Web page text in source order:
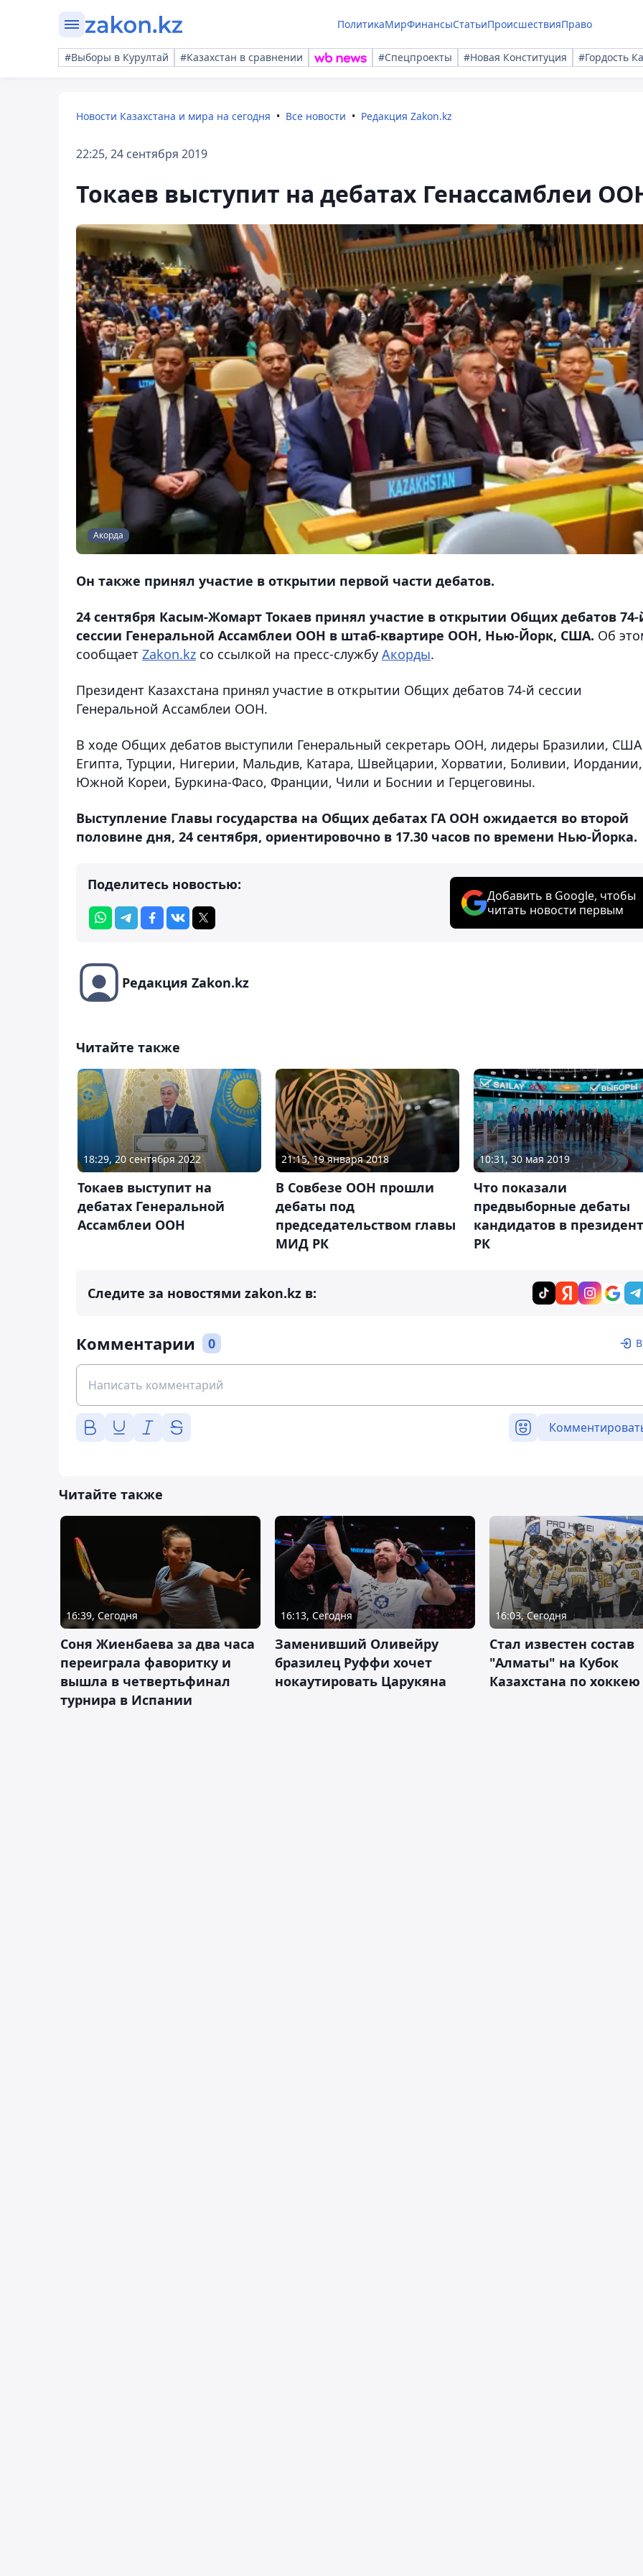
ПолитикаМирФинансыСтатьиПроисшествияПраво
#Выборы в Курултай #Казахстан в сравнении #Спецпроекты #Новая Конституция #Гордость
Новости Казахстана и мира на сегодня Все новости Редакция Zakon.kz
22:25, 24 сентября 2019
Токаев выступит на дебатах Генассамблеи
Акорда
Он также принял участие в открытии первой части дебатов.
24 сентября Касым-Жомарт Токаев принял участие в открытии Общих дебатов 74-
сессии Генеральной Ассамблеи ООН в штаб-квартире ООН, Нью-Йорк, США. Об
сообщает Zakon.kz со ссылкой на пресс-службу Акорды.
Президент Казахстана принял участие в открытии Общих дебатов 74-й сессии
Генеральной Ассамблеи ООН.
В ходе Общих дебатов выступили Генеральный секретарь ООН, лидеры Бразилии,
Египта, Турции, Нигерии, Мальдив, Катара, Швейцарии, Хорватии, Боливии, Иордании,
Южной Кореи, Буркина-Фасо, Франции, Чили и Боснии и Герцеговины.
Выступление Главы государства на Общих дебатах ГА ООН ожидается во второй
половине дня, 24 сентября, ориентировочно в 17.30 часов по времени Нью-Йорка.
Поделитесь новостью:
Добавить в Google, чтобы
читать новости первым
Редакция Zakon.kz
Читайте также
18:29, 20 сентября 2022
Токаев выступит на
дебатах Генеральной
Ассамблеи ООН
21:15, 19 января 2018
В Совбезе ООН прошли
дебаты под
председательством главы
МИД РК
10:31, 30 мая 2019
Что показали
предвыборные дебаты
кандидатов в
РК
Следите за новостями zakon.kz в:
Комментарии 0
Читайте также
16:39, Сегодня
Соня Жиенбаева за два часа
переиграла фаворитку и
вышла в четвертьфинал
турнира в Испании
16:13, Сегодня
Заменивший Оливейру
бразилец Руффи хочет
нокаутировать Царукяна
16:03, Сегодня
Стал известен состав
"Алматы" на Кубок
Казахстана по хоккею